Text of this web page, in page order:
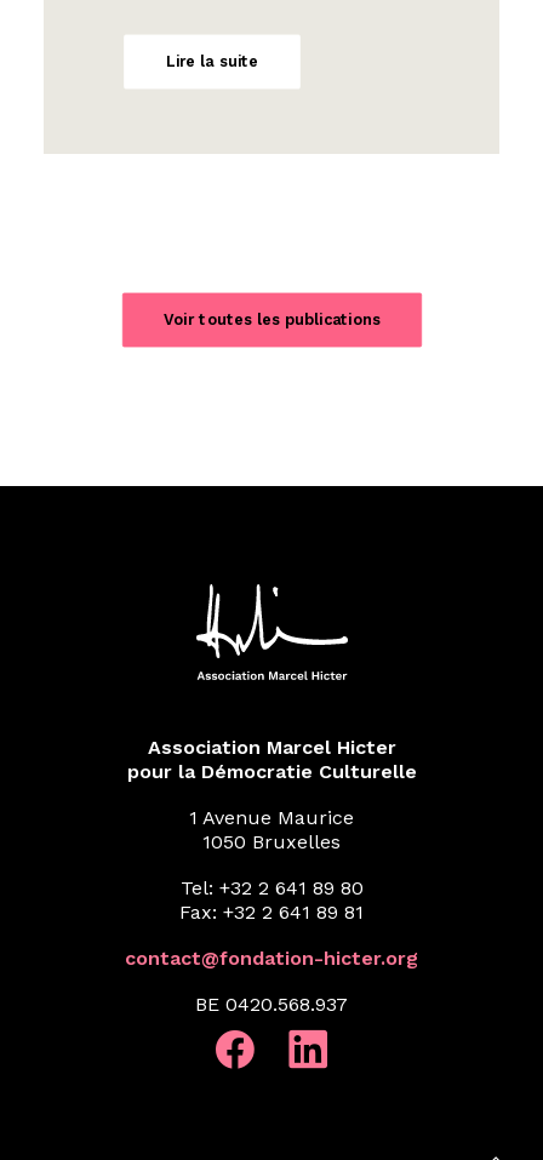
Lire la suite
Voir toutes les publications
Association Marcel Hicter
pour la Démocratie Culturelle
1 Avenue Maurice
1050 Bruxelles
Tel: +32 2 641 89 80
Fax: +32 2 641 89 81
contact@fondation-hicter.org
BE 0420.568.937